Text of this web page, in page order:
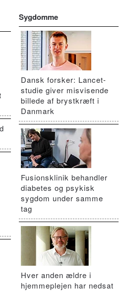
Sygdomme
Dansk forsker: Lancet-
studie giver misvisende
billede af brystkræft i
Danmark
Fusionsklinik behandler
diabetes og psykisk
sygdom under samme
tag
Hver anden ældre i
hjemmeplejen har nedsat